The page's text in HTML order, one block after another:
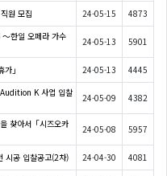
원 모집 24-05-15 4873
한일 오페라 가수
24-05-13 5901
」 24-05-13 4445
K 사업 입찰
24-05-09 4382
찾아서「시즈오카
24-05-08 5957
시공 입찰공고(2차) 24-04-30 4081